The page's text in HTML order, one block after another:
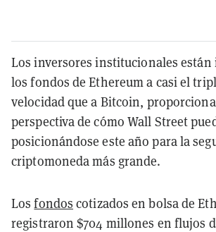
Los inversores institucionales están
los fondos de Ethereum a casi el
velocidad que a Bitcoin,
perspectiva de cómo Wall Street
posicionándose este año para la
criptomoneda más grande.
Losfondos cotizados en bolsa de
registraron $704 millones en flujos